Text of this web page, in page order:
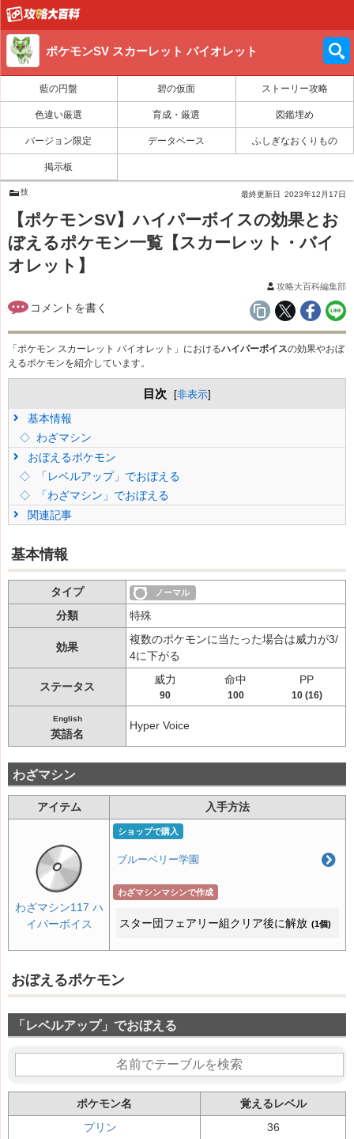
ポケモンSV スカーレット バイオレット
藍の円盤 碧の仮面 ストーリー攻略
色違い厳選 育成・厳選 図鑑埋め
バージョン限定 データベース ふしぎなおくりもの
掲示板
技 最終更新日 2023年12月17日
【ポケモンSV】ハイパーボイスの効果とお
ぼえるポケモン一覧【スカーレット・バイ
オレット】
攻略大百科編集部
「ポケモン スカーレット バイオレット」におけるハイパーボイスの効果やおぼ
えるポケモンを紹介しています。
目次 [非表示]
基本情報
わざマシン
おぼえるポケモン
「レベルアップ」でおぼえる
「わざマシン」でおぼえる
関連記事
基本情報
タイプ ノーマル
分類 特殊
効果
複数のポケモンに当たった場合は威力が3/
4に下がる
ステータス
威力
90
命中
100
PP
10 (16)
English
英語名
Hyper Voice
わざマシン
アイテム 入手方法
わざマシン117 ハ
イパーボイス
ショップで購入
ブルーベリー学園
わざマシンマシンで作成
スター団フェアリー組クリア後に解放 (1個)
おぼえるポケモン
「レベルアップ」でおぼえる
ポケモン名
覚えるレベル
プリン
36